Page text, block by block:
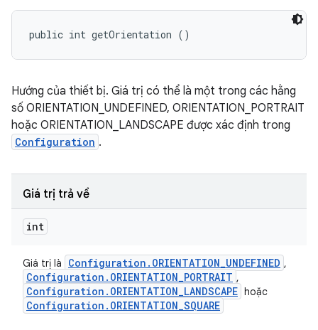
public int getOrientation ()
Hướng của thiết bị. Giá trị có thể là một trong các hằng
số ORIENTATION_UNDEFINED, ORIENTATION_PORTRAIT
hoặc ORIENTATION_LANDSCAPE được xác định trong
Configuration .
Giá trị trả về
int
Giá trị là Configuration . ORIENTATION_UNDEFINED ,
Configuration . ORIENTATION_PORTRAIT ,
Configuration . ORIENTATION_LANDSCAPE hoặc
Configuration . ORIENTATION_SQUARE